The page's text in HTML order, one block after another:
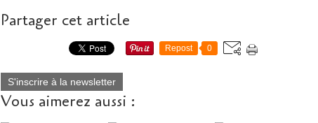
Partager cet article
Repost 0
S'inscrire à la newsletter
Vous aimerez aussi :